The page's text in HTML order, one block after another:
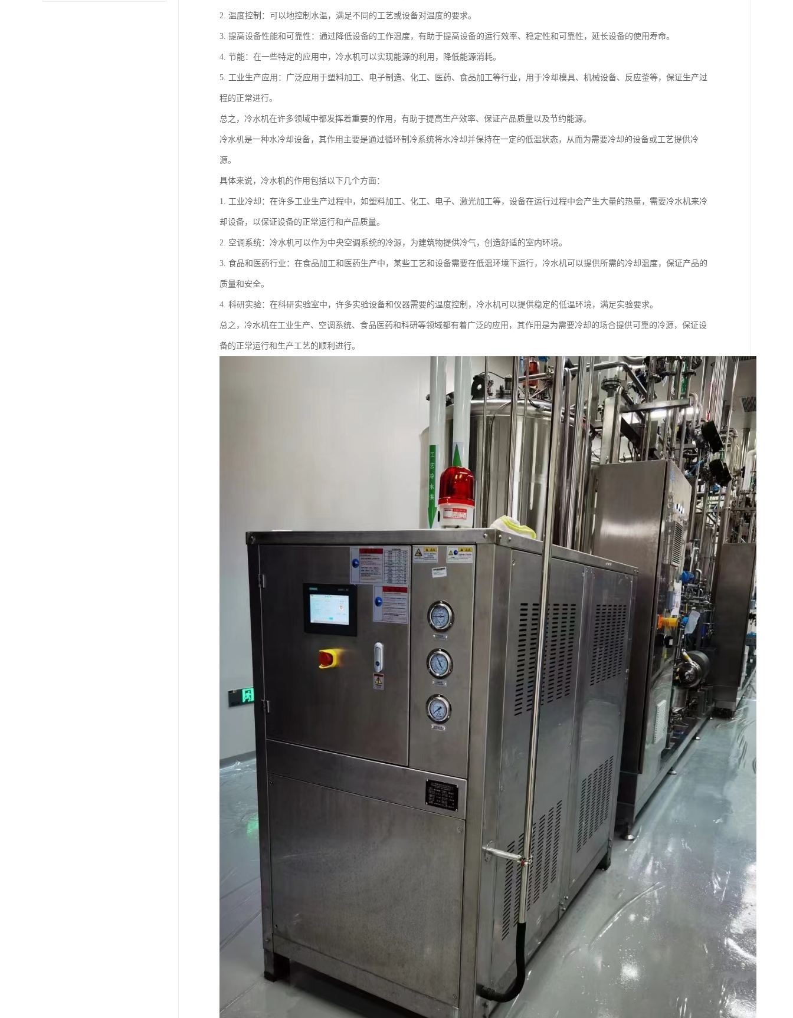
2. 温度控制：可以地控制水温，满足不同的工艺或设备对温度的要求。
3. 提高设备性能和可靠性：通过降低设备的工作温度，有助于提高设备的运行效率、稳定性和可靠性，延长设备的使用寿命。
4. 节能：在一些特定的应用中，冷水机可以实现能源的利用，降低能源消耗。
5. 工业生产应用：广泛应用于塑料加工、电子制造、化工、医药、食品加工等行业，用于冷却模具、机械设备、反应釜等，保证生产过
程的正常进行。
总之，冷水机在许多领域中都发挥着重要的作用，有助于提高生产效率、保证产品质量以及节约能源。
冷水机是一种水冷却设备，其作用主要是通过循环制冷系统将水冷却并保持在一定的低温状态，从而为需要冷却的设备或工艺提供冷
源。
具体来说，冷水机的作用包括以下几个方面：
1. 工业冷却：在许多工业生产过程中，如塑料加工、化工、电子、激光加工等，设备在运行过程中会产生大量的热量，需要冷水机来冷
却设备，以保证设备的正常运行和产品质量。
2. 空调系统：冷水机可以作为中央空调系统的冷源，为建筑物提供冷气，创造舒适的室内环境。
3. 食品和医药行业：在食品加工和医药生产中，某些工艺和设备需要在低温环境下运行，冷水机可以提供所需的冷却温度，保证产品的
质量和安全。
4. 科研实验：在科研实验室中，许多实验设备和仪器需要的温度控制，冷水机可以提供稳定的低温环境，满足实验要求。
总之，冷水机在工业生产、空调系统、食品医药和科研等领域都有着广泛的应用，其作用是为需要冷却的场合提供可靠的冷源，保证设
备的正常运行和生产工艺的顺利进行。